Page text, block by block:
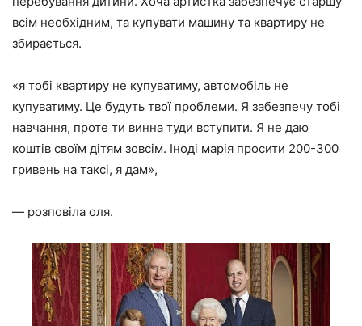
всім необхідним, та купувати машину та квартиру не
збирається.
«я тобі квартиру не купуватиму, автомобіль не
купуватиму. Це будуть твої проблеми. Я забезпечу тобі
навчання, проте ти винна туди вступити. Я не даю
коштів своїм дітям зовсім. Іноді марія просити 200-300
гривень на таксі, я дам»,
— розповіла оля.